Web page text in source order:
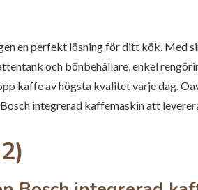
en perfekt lösning för ditt kök. Med
och bönbehållare, enkel
kaffe av högsta kvalitet varje dag.
integrerad kaffemaskin att